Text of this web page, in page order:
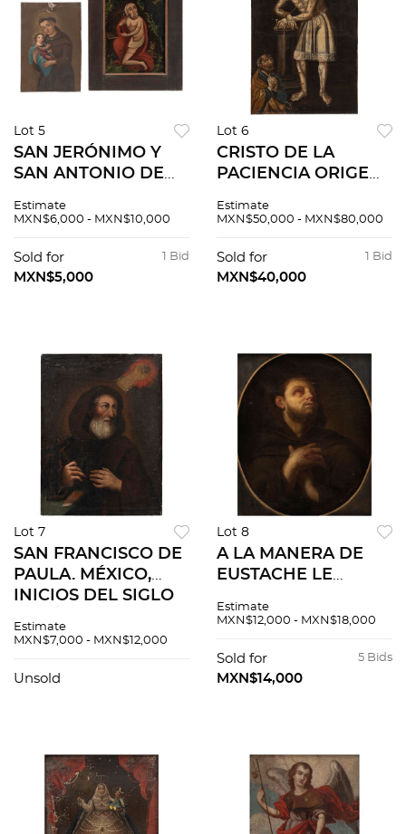
Lot 5
SAN JERÓNIMO Y
SAN ANTONIO DE
NIÑO JESÚS.
Óleos sobre lámina
de zinc. 2 piezas
Estimate
MXN$6,000 - MXN$10,000
1 Bid
Sold for
MXN$5,000
Lot 6
CRISTO DE LA
PACIENCIA ORIGEN
CA. 1800 Óleo sobre
Estimate
MXN$50,000 - MXN$80,000
1 Bid
Sold for
MXN$40,000
Lot 7
SAN FRANCISCO DE
PAULA. MÉXICO,
INICIOS DEL SIGLO
Estimate
MXN$7,000 - MXN$12,000
Unsold
Lot 8
A LA MANERA DE
EUSTACHE LE
FRANCISCO
EUROPA, S.XVIII.
Óleo sobre tela.
Estimate
MXN$12,000 - MXN$18,000
5 Bids
Sold for
MXN$14,000